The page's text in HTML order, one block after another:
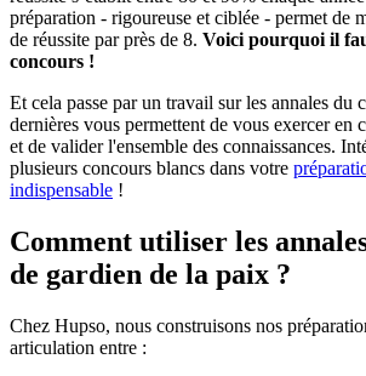
préparation - rigoureuse et ciblée - permet de
de réussite par près de 8. Voici pourquoi il
concours !
Et cela passe par un travail sur les annales du
dernières vous permettent de vous exercer en
et de valider l'ensemble des connaissances.
plusieurs concours blancs dans votre
indispensable !
Comment utiliser les
de gardien de la paix ?
Chez Hupso, nous construisons nos
articulation entre :